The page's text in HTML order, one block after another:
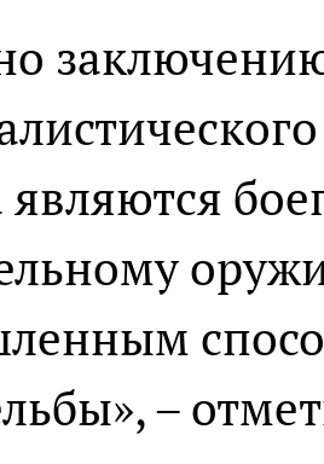
являются
–